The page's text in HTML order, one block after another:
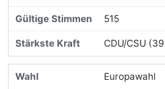
515
CDU/CSU
Europawahl